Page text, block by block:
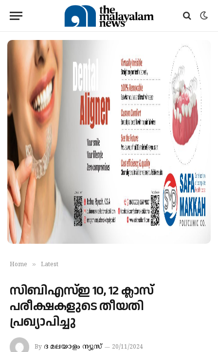
Home » Latest
സിബിഎസ്ഇ 10, 12 ക്ലാസ്
പരീക്ഷകളുടെ തീയതി
പ്രഖ്യാപിച്ചു
By ദ മലയാളം ന്യൂസ് 20/11/2024